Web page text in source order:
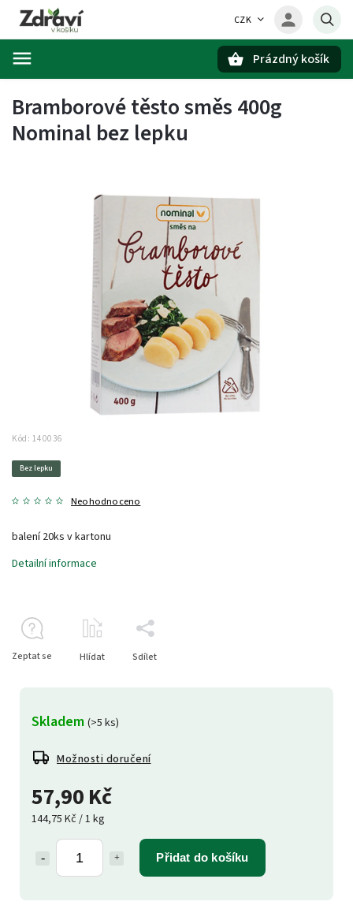
CZK
Prázdný košík
Bramborové těsto směs 400g
Nominal bez lepku
Kód: 140036
Bez lepku
Neohodnoceno
57,90 Kč
144,75 Kč / 1 kg
Přidat do košíku
Skladem (>5 ks)
Možnosti doručení
balení 20ks v kartonu
Detailní informace
Zeptat se Hlídat Sdílet